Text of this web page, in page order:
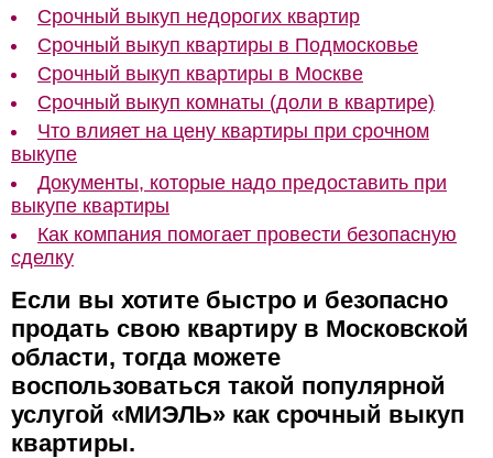
Срочный выкуп недорогих квартир
Срочный выкуп квартиры в Подмосковье
Срочный выкуп квартиры в Москве
Срочный выкуп комнаты (доли в квартире)
Что влияет на цену квартиры при срочном
выкупе
Документы, которые надо предоставить при
выкупе квартиры
Как компания помогает провести безопасную
сделку
Если вы хотите быстро и безопасно
продать свою квартиру в Московской
области, тогда можете
воспользоваться такой популярной
услугой «МИЭЛЬ» как срочный выкуп
квартиры.